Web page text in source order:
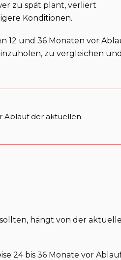
zu spät plant, verliert
Konditionen.
12 und 36 Monaten vor
zu vergleichen
Ablauf der aktuellen
hängt von der
24 bis 36 Monate vor